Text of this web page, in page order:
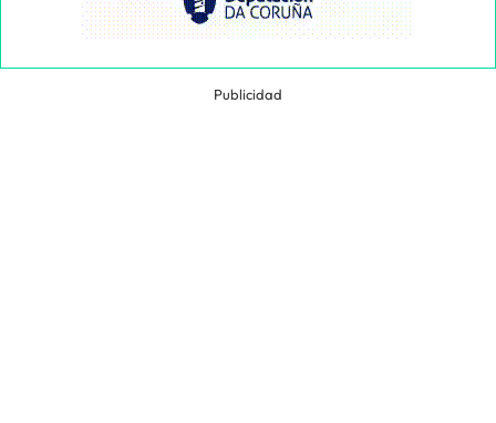
Publicidad